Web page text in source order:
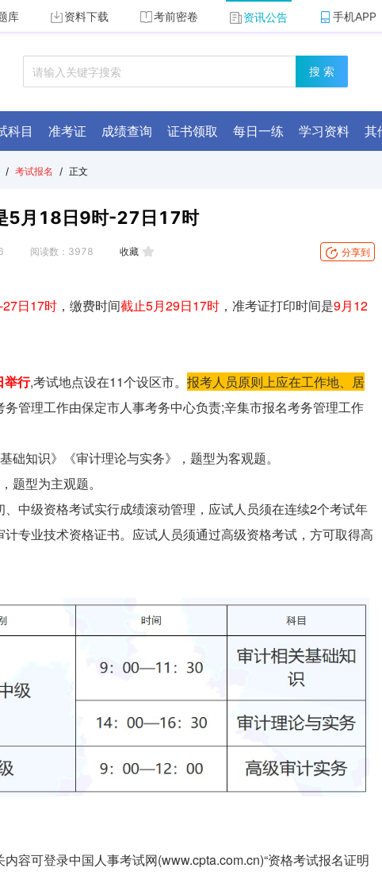
库 资料下载 考前密卷 资讯公告 手机APP
搜 索
科目 准考证 成绩查询 证书领取 每日一练 学习资料 其
/ 考试报名 / 正文
5月18日9时-27日17时
阅读数： 3978 收藏 分享到
日17时 ，缴费时间截止5月29日17时 ，准考证打印时间是9月12
举行,考试地点设在11个设区市。 报考人员原则上应在工作地、居
管理工作由保定市人事考务中心负责;辛集市报名考务管理工作
知识》《审计理论与实务》，题型为客观题。
题型为主观题。
中级资格考试实行成绩滚动管理，应试人员须在连续2个考试年
专业技术资格证书。应试人员须通过高级资格考试，方可取得高
容可登录中国人事考试网(www.cpta.com.cn)“资格考试报名证明